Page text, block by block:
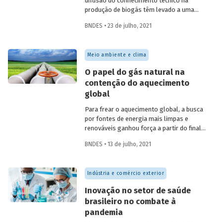
produção de biogás têm levado a uma
em operação e no volume produzido no
tímido diante do potencial de geração que
um país com um agronegócio tão
desenvolvido pode atingir. Entenda como
resíduos e efluentes das diferentes
atividades agropecuárias podem
contribuir para ampliar a geração de
BNDES • 23 de julho, 2021
Meio ambiente e clima
O papel do gás natural na
contenção do aquecimento
global
Para frear o aquecimento global, a busca
por fontes de energia mais limpas e
renováveis ganhou força a partir do final
mundial de redução das emissões de CO
energética segue crescendo, o gás
natural desponta como combustível
capaz de apoiar a transição para a
economia de baixo carbono, aproveitando
a infraestrutura já existente com menor
impacto ambiental do que outros
BNDES • 13 de julho, 2021
Indústria e comércio exterior
Inovação no setor de saúde
brasileiro no combate à
pandemia